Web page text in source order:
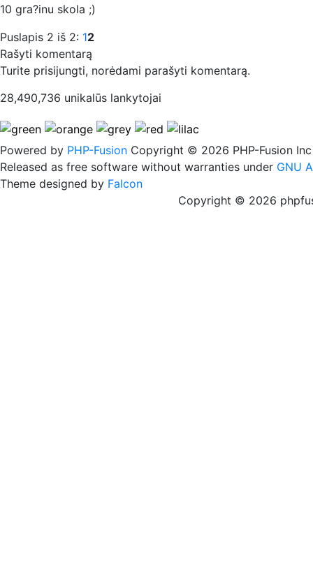
10 gra?inu skola ;)
Puslapis 2 iš 2: 12
Rašyti komentarą
Turite prisijungti, norėdami parašyti komentarą.
28,490,736 unikalūs lankytojai
Powered by PHP-Fusion Copyright © 2026 PHP-Fusion Inc
Released as free software without warranties under GNU
Theme designed by Falcon
Copyright © 2026